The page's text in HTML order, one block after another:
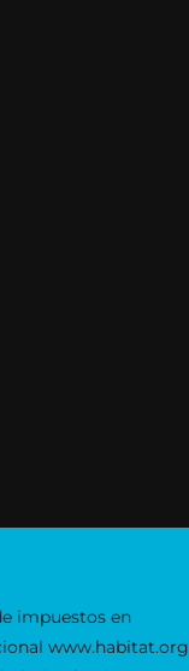
impuestos en
www.habitat.org